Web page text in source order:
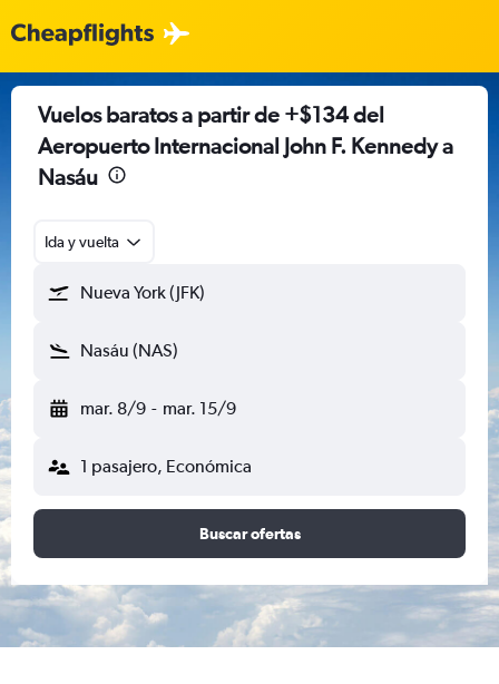
Vuelos baratos a partir de +$134 del
Aeropuerto Internacional John F. Kennedy a
Nasáu
Ida y vuelta
Nueva York (JFK)
Nasáu (NAS)
mar. 8/9 - mar. 15/9
1 pasajero, Económica
Buscar ofertas